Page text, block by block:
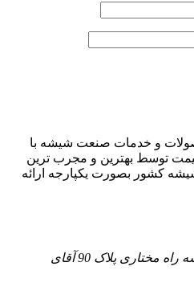
محصولات و خدمات صنعت شیشه با
توسط بهترین و مجرب ترین
کشور بصورت یکپارجه ارائه
خیام جنوبی، نرسیده به سه راه مختاری پلاک 90 آقای